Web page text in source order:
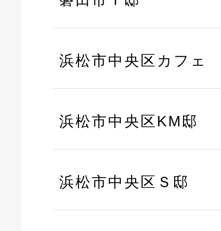
浜松市中央区カフェ
浜松市中央区KM邸
浜松市中央区Ｓ邸